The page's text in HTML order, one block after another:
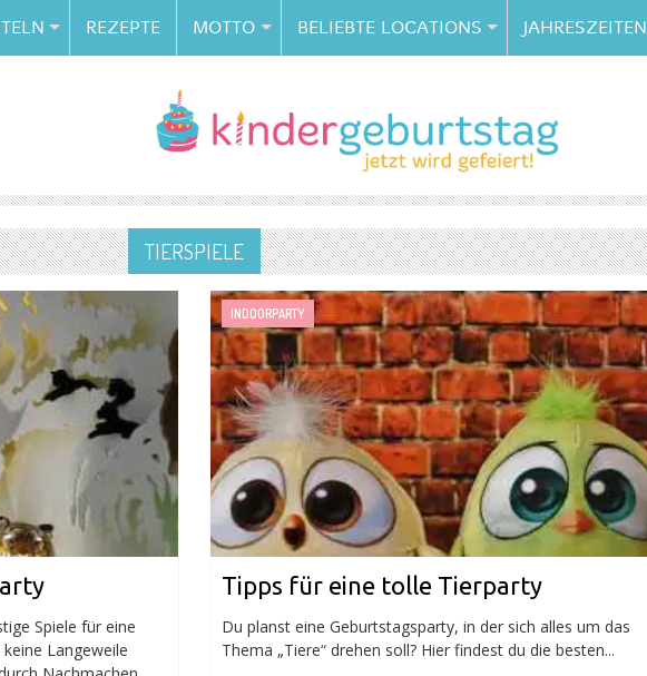
REZEPTE MOTTO BELIEBTE LOCATIONS JAHRESZEITEN
TIERSPIELE
Spiele für eine
Langeweile
INDOORPARTY
Tipps für eine tolle Tierparty
Du planst eine Geburtstagsparty, in der sich alles um das
Thema „Tiere“ drehen soll? Hier findest du die besten...